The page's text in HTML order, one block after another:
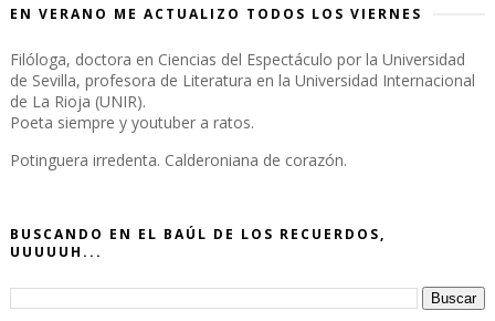
EN VERANO ME ACTUALIZO TODOS LOS VIERNES
Filóloga, doctora en Ciencias del Espectáculo por la Universidad
de Sevilla, profesora de Literatura en la Universidad Internacional
de La Rioja (UNIR).
Poeta siempre y youtuber a ratos.
Potinguera irredenta. Calderoniana de corazón.
BUSCANDO EN EL BAÚL DE LOS RECUERDOS,
UUUUUH...